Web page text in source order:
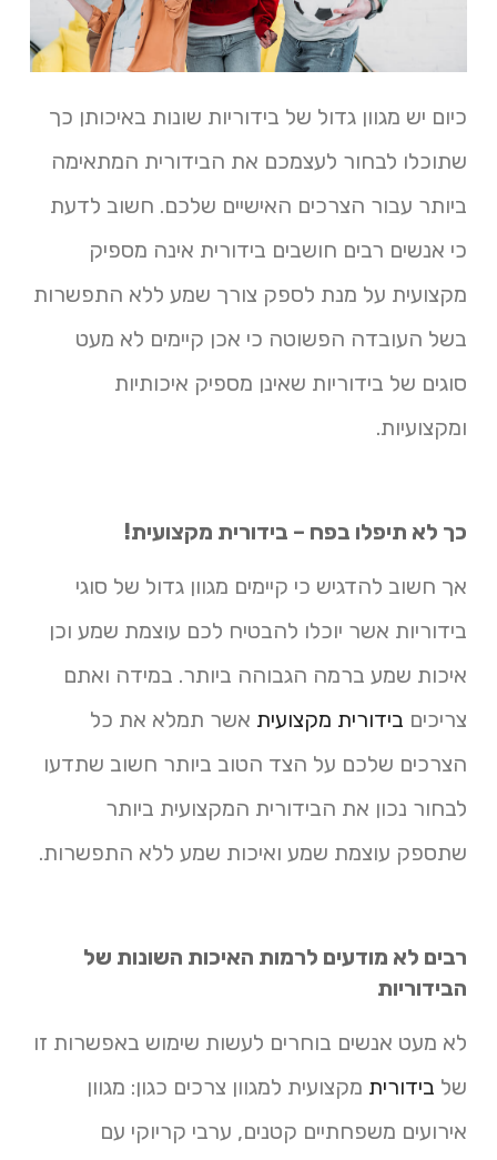
כיום יש מגוון גדול של בידוריות שונות באיכותן כך
שתוכלו לבחור לעצמכם את הבידורית המתאימה
ביותר עבור הצרכים האישיים שלכם. חשוב לדעת
כי אנשים רבים חושבים בידורית אינה מספיק
מקצועית על מנת לספק צורך שמע ללא התפשרות
בשל העובדה הפשוטה כי אכן קיימים לא מעט
סוגים של בידוריות שאינן מספיק איכותיות
ומקצועיות.
כך לא תיפלו בפח – בידורית מקצועית!
אך חשוב להדגיש כי קיימים מגוון גדול של סוגי
בידוריות אשר יוכלו להבטיח לכם עוצמת שמע וכן
איכות שמע ברמה הגבוהה ביותר. במידה ואתם
צריכים בידורית מקצועית אשר תמלא את כל
הצרכים שלכם על הצד הטוב ביותר חשוב שתדעו
לבחור נכון את הבידורית המקצועית ביותר
שתספק עוצמת שמע ואיכות שמע ללא התפשרות.
רבים לא מודעים לרמות האיכות השונות של
הבידוריות
לא מעט אנשים בוחרים לעשות שימוש באפשרות זו
של בידורית מקצועית למגוון צרכים כגון: מגוון
אירועים משפחתיים קטנים, ערבי קריוקי עם